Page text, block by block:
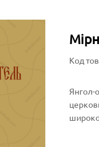
Код
Янгол-